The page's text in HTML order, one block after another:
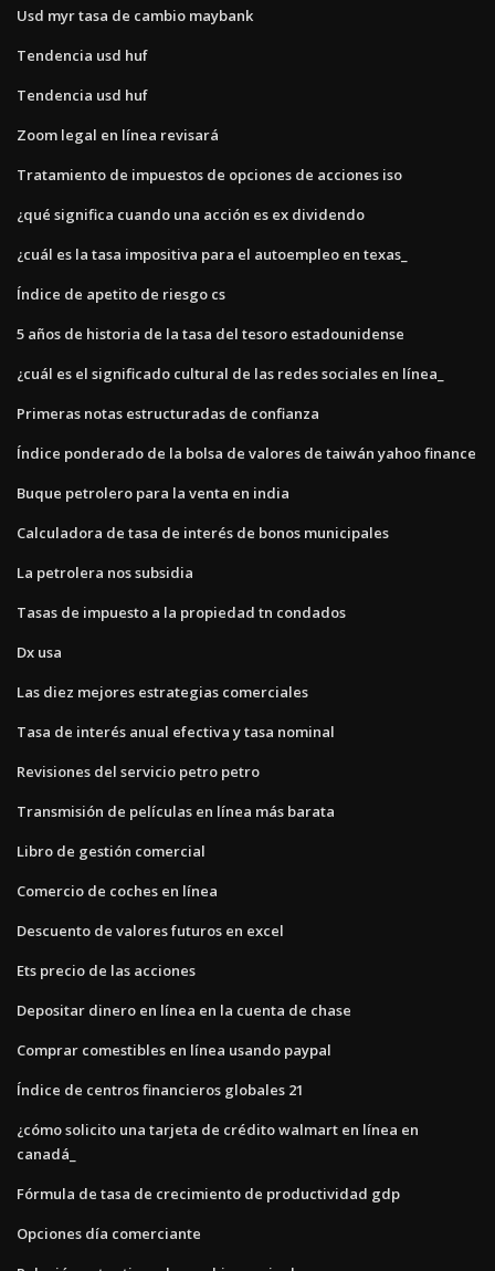
Usd myr tasa de cambio maybank
Tendencia usd huf
Tendencia usd huf
Zoom legal en línea revisará
Tratamiento de impuestos de opciones de acciones iso
¿qué significa cuando una acción es ex dividendo
¿cuál es la tasa impositiva para el autoempleo en texas_
Índice de apetito de riesgo cs
5 años de historia de la tasa del tesoro estadounidense
¿cuál es el significado cultural de las redes sociales en línea_
Primeras notas estructuradas de confianza
Índice ponderado de la bolsa de valores de taiwán yahoo finance
Buque petrolero para la venta en india
Calculadora de tasa de interés de bonos municipales
La petrolera nos subsidia
Tasas de impuesto a la propiedad tn condados
Dx usa
Las diez mejores estrategias comerciales
Tasa de interés anual efectiva y tasa nominal
Revisiones del servicio petro petro
Transmisión de películas en línea más barata
Libro de gestión comercial
Comercio de coches en línea
Descuento de valores futuros en excel
Ets precio de las acciones
Depositar dinero en línea en la cuenta de chase
Comprar comestibles en línea usando paypal
Índice de centros financieros globales 21
¿cómo solicito una tarjeta de crédito walmart en línea en
canadá_
Fórmula de tasa de crecimiento de productividad gdp
Opciones día comerciante